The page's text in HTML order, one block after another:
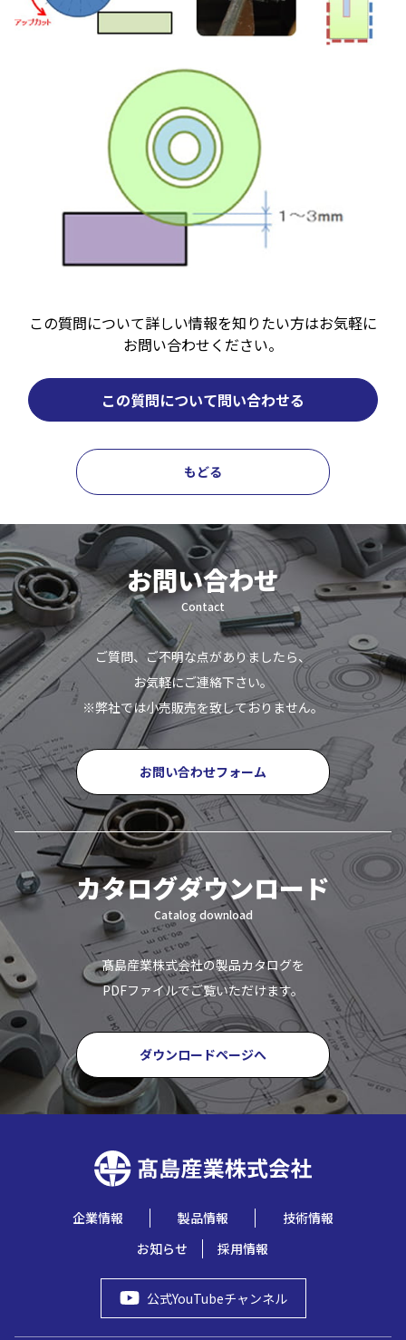
この質問について詳しい情報を知りたい方はお気軽に
お問い合わせください。
この質問について問い合わせる
もどる
お問い合わせ
Contact
ご質問、ご不明な点がありましたら、
お気軽にご連絡下さい。
※弊社では小売販売を致しておりません。
お問い合わせフォーム
カタログダウンロード
Catalog download
髙島産業株式会社の製品カタログを
PDFファイルでご覧いただけます。
ダウンロードページへ
企業情報 製品情報
技術情報
お知らせ
採用情報
公式YouTubeチャンネル